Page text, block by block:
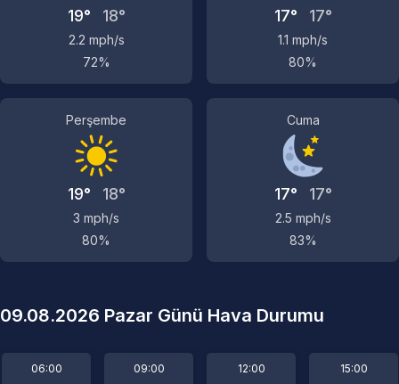
19° 18°
2.2 mph/s
72%
17° 17°
1.1 mph/s
80%
Perşembe
19° 18°
3 mph/s
80%
Cuma
17° 17°
2.5 mph/s
83%
09.08.2026 Pazar Günü Hava Durumu
06:00 09:00 12:00 15:00